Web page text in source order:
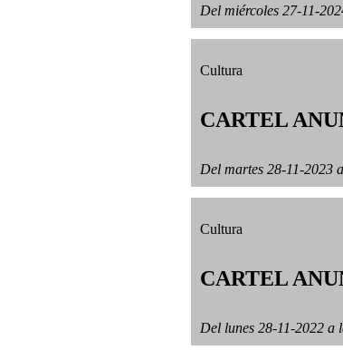
Del miércoles 27-11-
Cultura
CARTEL
Del martes 28-11-2023
Cultura
CARTEL
Del lunes 28-11-2022 a